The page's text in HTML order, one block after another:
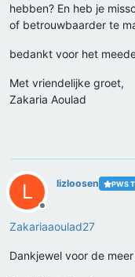
hebben? En heb je
of betrouwbaarder te
bedankt voor het
Met vriendelijke groet,
Zakaria Aoulad
L
Offline
lizloosen PWS
Zakariaaoulad27
Dankjewel voor de